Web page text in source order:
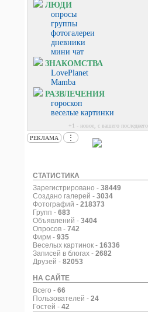
ЛЮДИ
опросы
группы
фотогалереи
дневники
мини чат
ЗНАКОМСТВА
LovePlanet
Mamba
РАЗВЛЕЧЕНИЯ
гороскоп
веселые картинки
+1 - новое, с вашего
РЕКЛАМА
⋮
СТАТИСТИКА
Зарегистрировано - 38449
Создано галерей - 3034
Фотографий - 218373
Групп - 683
Объявлений - 3404
Опросов - 742
Фирм - 935
Веселых картинок - 16336
Записей в блогах - 2682
Друзей - 82053
НА САЙТЕ
Всего - 66
Пользователей - 24
Гостей - 42